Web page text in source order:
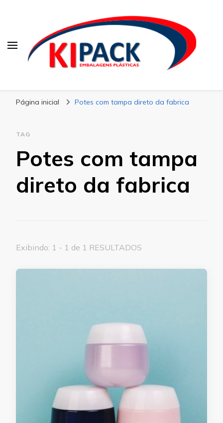
Página inicial Potes com tampa direto da fabrica
TAG
Potes com tampa
direto da fabrica
Exibindo: 1 - 1 de 1 RESULTADOS